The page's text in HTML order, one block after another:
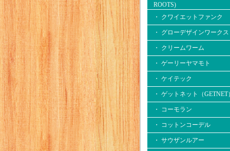
ROOTS)
・ クワイエットファンク
・ グローデザインワークス
・ クリームワーム
・ ゲーリーヤマモト
・ ケイテック
・ ゲットネット（GETNET
・ コーモラン
・ コットンコーデル
・ サウザンルアー